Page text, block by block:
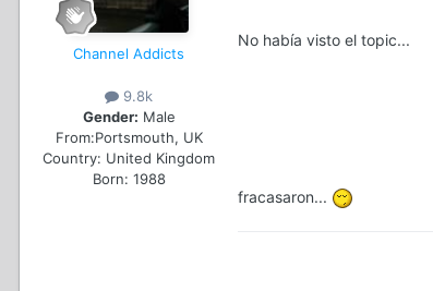
Channel Addicts
9.8k
Gender: Male
From:Portsmouth, UK
Country: United Kingdom
Born: 1988
No había visto el topic...
fracasaron...